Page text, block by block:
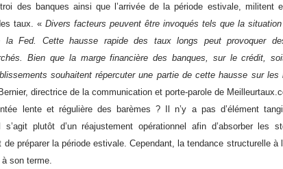
des banques ainsi que l’arrivée de la période estivale, militent
taux. « Divers facteurs peuvent être invoqués tels que la
la Fed. Cette hausse rapide des taux longs peut provoquer
Bien que la marge financière des banques, sur le crédit,
souhaitent répercuter une partie de cette hausse sur les
directrice de la communication et porte-parole de
lente et régulière des barèmes ? Il n’y a pas d’élément
plutôt d’un réajustement opérationnel afin d’absorber les
de préparer la période estivale. Cependant, la tendance structurelle à
son terme.